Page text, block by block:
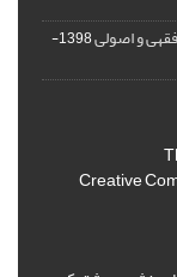
و اصولی
1398-
Creative